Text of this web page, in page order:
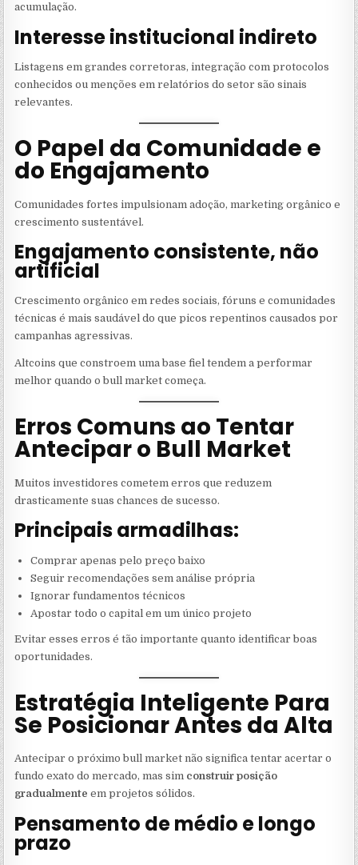
acumulação.
Interesse institucional indireto
Listagens em grandes corretoras, integração com protocolos
conhecidos ou menções em relatórios do setor são sinais
relevantes.
O Papel da Comunidade e
do Engajamento
Comunidades fortes impulsionam adoção, marketing orgânico e
crescimento sustentável.
Engajamento consistente, não
artificial
Crescimento orgânico em redes sociais, fóruns e comunidades
técnicas é mais saudável do que picos repentinos causados por
campanhas agressivas.
Altcoins que constroem uma base fiel tendem a performar
melhor quando o bull market começa.
Erros Comuns ao Tentar
Antecipar o Bull Market
Muitos investidores cometem erros que reduzem
drasticamente suas chances de sucesso.
Principais armadilhas:
Comprar apenas pelo preço baixo
Seguir recomendações sem análise própria
Ignorar fundamentos técnicos
Apostar todo o capital em um único projeto
Evitar esses erros é tão importante quanto identificar boas
oportunidades.
Estratégia Inteligente Para
Se Posicionar Antes da Alta
Antecipar o próximo bull market não significa tentar acertar o
fundo exato do mercado, mas sim construir posição
gradualmente em projetos sólidos.
Pensamento de médio e longo
prazo